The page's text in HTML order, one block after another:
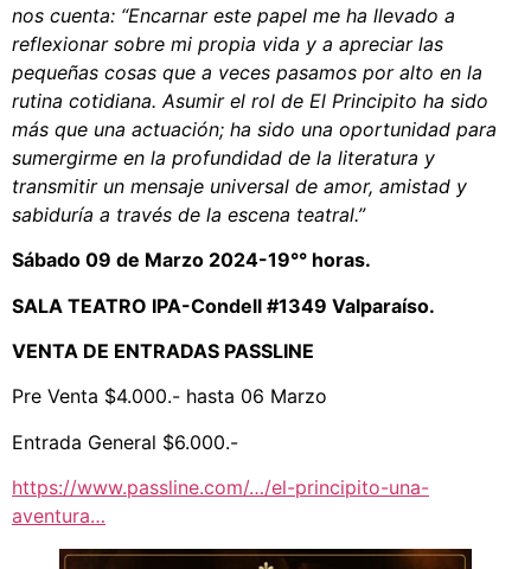
nos cuenta: “Encarnar este papel me ha llevado a
reflexionar sobre mi propia vida y a apreciar las
pequeñas cosas que a veces pasamos por alto en la
rutina cotidiana. Asumir el rol de El Principito ha sido
más que una actuación; ha sido una oportunidad para
sumergirme en la profundidad de la literatura y
transmitir un mensaje universal de amor, amistad y
sabiduría a través de la escena teatral.”
Sábado 09 de Marzo 2024-19°° horas.
SALA TEATRO IPA-Condell #1349 Valparaíso.
VENTA DE ENTRADAS PASSLINE
Pre Venta $4.000.- hasta 06 Marzo
Entrada General $6.000.-
https://www.passline.com/…/el-principito-una-
aventura…